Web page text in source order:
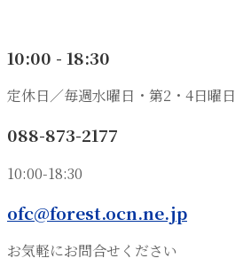
10:00 - 18:30
定休日／毎週水曜日・第2・4日曜日
088-873-2177
10:00-18:30
ofc@forest.ocn.ne.jp
お気軽にお問合せください